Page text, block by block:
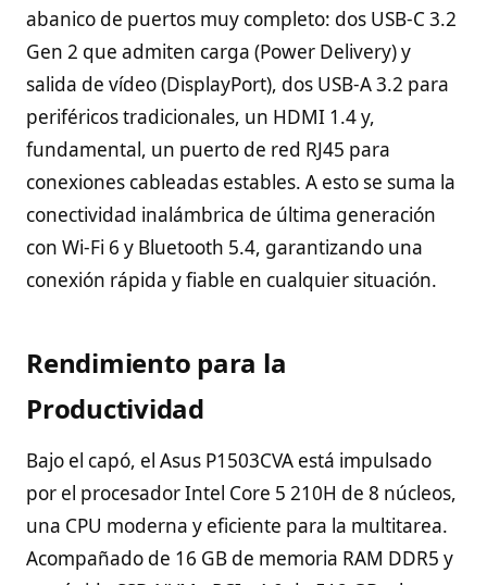
abanico de puertos muy completo: dos USB-C 3.2
Gen 2 que admiten carga (Power Delivery) y
salida de vídeo (DisplayPort), dos USB-A 3.2 para
periféricos tradicionales, un HDMI 1.4 y,
fundamental, un puerto de red RJ45 para
conexiones cableadas estables. A esto se suma la
conectividad inalámbrica de última generación
con Wi-Fi 6 y Bluetooth 5.4, garantizando una
conexión rápida y fiable en cualquier situación.
Rendimiento para la
Productividad
Bajo el capó, el Asus P1503CVA está impulsado
por el procesador Intel Core 5 210H de 8 núcleos,
una CPU moderna y eficiente para la multitarea.
Acompañado de 16 GB de memoria RAM DDR5 y